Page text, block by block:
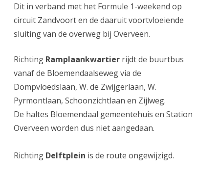
2026
Dit in verband met het Formule 1-weekend op
circuit Zandvoort en de daaruit voortvloeiende
sluiting van de overweg bij Overveen.
Richting Ramplaankwartier rijdt de buurtbus
vanaf de Bloemendaalsewegvia de
Dompvloedslaan, W. de Zwijgerlaan, W.
Pyrmontlaan, Schoonzichtlaan en Zijlweg.
De haltes Bloemendaal gemeentehuis en Station
Overveen worden dus niet aangedaan.
Richting Delftplein is de route ongewijzigd.